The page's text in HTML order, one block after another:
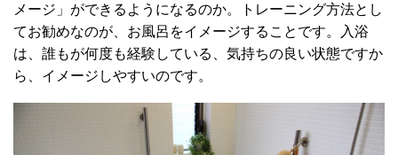
メージ」ができるようになるのか。トレーニング方法とし
てお勧めなのが、お風呂をイメージすることです。入浴
は、誰もが何度も経験している、気持ちの良い状態ですか
ら、イメージしやすいのです。